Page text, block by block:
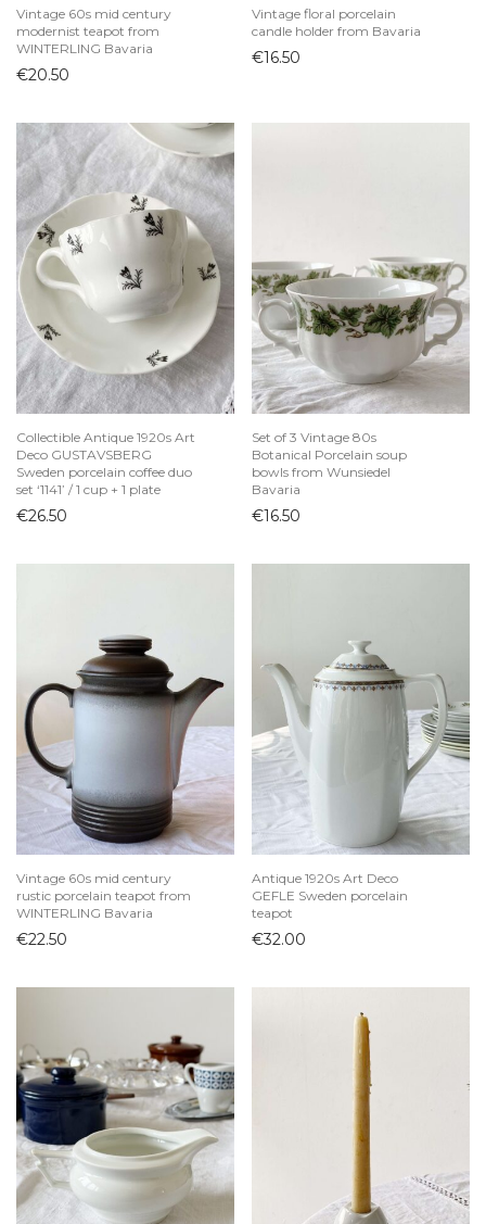
Vintage 60s mid century
modernist teapot from
WINTERLING Bavaria
€20.50
Vintage floral porcelain
candle holder from Bavaria
€16.50
Collectible Antique 1920s Art
Deco GUSTAVSBERG
Sweden porcelain coffee duo
set ‘1141’ / 1 cup + 1 plate
€26.50
Set of 3 Vintage 80s
Botanical Porcelain soup
bowls from Wunsiedel
Bavaria
€16.50
Vintage 60s mid century
rustic porcelain teapot from
WINTERLING Bavaria
€22.50
Antique 1920s Art Deco
GEFLE Sweden porcelain
teapot
€32.00